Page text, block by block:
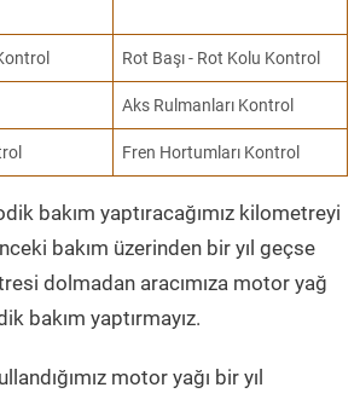
Rot Başı - Rot Kolu Kontrol
Aks Rulmanları Kontrol
Fren Hortumları Kontrol
bakım yaptıracağımız kilometreyi
bakım üzerinden bir yıl geçse
dolmadan aracımıza motor yağ
bakım yaptırmayız.
motor yağı bir yıl